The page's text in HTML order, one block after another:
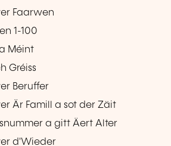
Faarwen
1-100
Méint
Gréiss
Beruffer
Är Famill a sot der Zäit
a gitt Äert Alter
d'Wieder